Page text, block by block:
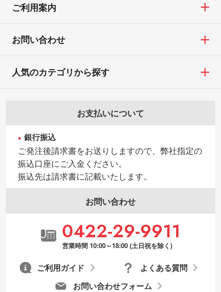
ご利用案内
お問い合わせ
お支払いについて
銀行振込
ご発注後請求書をお送りしますので、弊社指定の
振込口座にご入金ください。
振込先は請求書に記載いたします。
お問い合わせ
0422-29-9911
営業時間 10:00～18:00 (土日祝を除く)
お問い合わせフォーム
よくある質問
ご利用ガイド
人気のカテゴリから探す